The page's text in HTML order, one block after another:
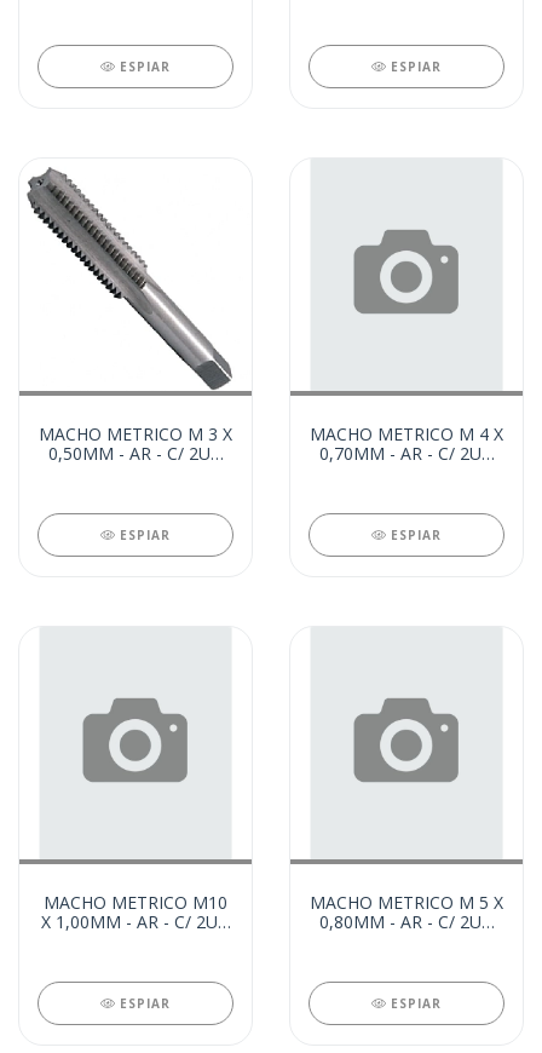
ESPIAR ESPIAR
MACHO METRICO M 3 X
0,50MM - AR - C/ 2UN
ESPIAR
MACHO METRICO M 4 X
0,70MM - AR - C/ 2UN
ESPIAR
MACHO METRICO M10
X 1,00MM - AR - C/ 2UN
ESPIAR
MACHO METRICO M 5 X
0,80MM - AR - C/ 2UN
ESPIAR